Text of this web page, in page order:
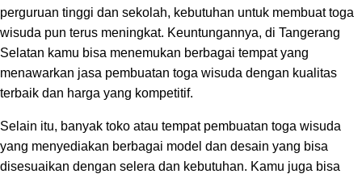
perguruan tinggi dan sekolah, kebutuhan untuk membuat toga
wisuda pun terus meningkat. Keuntungannya, di Tangerang
Selatan kamu bisa menemukan berbagai tempat yang
menawarkan jasa pembuatan toga wisuda dengan kualitas
terbaik dan harga yang kompetitif.
Selain itu, banyak toko atau tempat pembuatan toga wisuda
yang menyediakan berbagai model dan desain yang bisa
disesuaikan dengan selera dan kebutuhan. Kamu juga bisa